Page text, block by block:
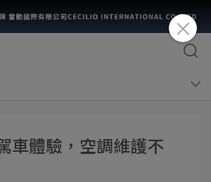
車體驗，空調維護不